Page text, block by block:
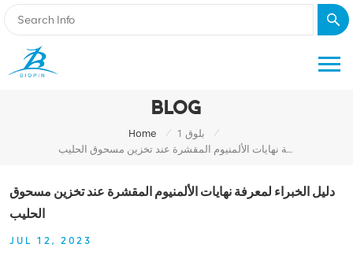
BLOG
Home / بلوق 1
/
دليل الخبراء لمعرفة نهايات الألمنيوم المقشرة عند تخزين مسحوق الحليب
دليل الخبراء لمعرفة نهايات الألمنيوم المقشرة عند تخزين مسحوق
الحليب
JUL 12, 2023